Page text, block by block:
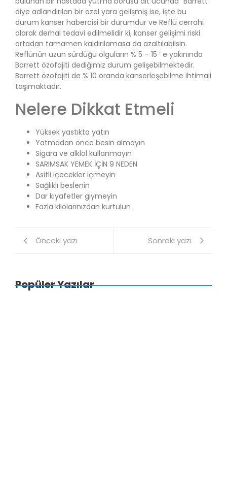
diye adlandırılan bir özel yara gelişmiş ise, işte bu
durum kanser habercisi bir durumdur ve Reflü cerrahi
olarak derhal tedavi edilmelidir ki, kanser gelişimi riski
ortadan tamamen kaldırılamasa da azaltılabilsin.
Reflünün uzun sürdüğü olguların % 5 – 15 ‘ e yakınında
Barrett özofajiti dediğimiz durum gelişebilmektedir.
Barrett özofajiti de % 10 oranda kanserleşebilme ihtimali
taşımaktadır.
Nelere Dikkat Etmeli
Yüksek yastıkta yatın
Yatmadan önce besin almayın
Sigara ve alklol kullanmayın
SARIMSAK YEMEK İÇİN 9 NEDEN
Asitli içecekler içmeyin
Sağlıklı beslenin
Dar kıyafetler giymeyin
Fazla kilolarınızdan kurtulun
Önceki yazı Sonraki yazı
Popüler Yazılar